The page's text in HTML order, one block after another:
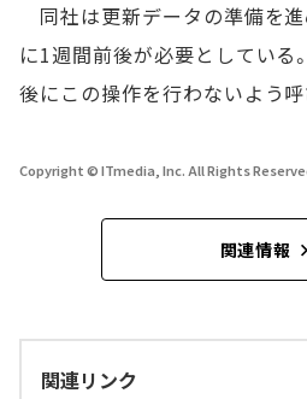
同社は更新データの準備を進
に1週間前後が必要としている
後にこの操作を行わないよう呼
Copyright © ITmedia, Inc. All Rights
関連情報
関連リンク